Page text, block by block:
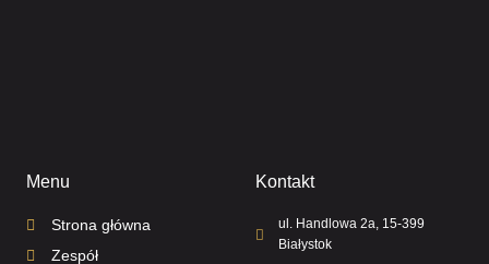
Menu
Strona główna
Zespół
Kontakt
ul. Handlowa 2a, 15-399
Białystok